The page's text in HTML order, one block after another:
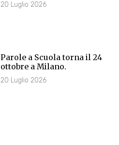
20 Luglio 2026
Parole a Scuola torna il 24
ottobre a Milano.
20 Luglio 2026